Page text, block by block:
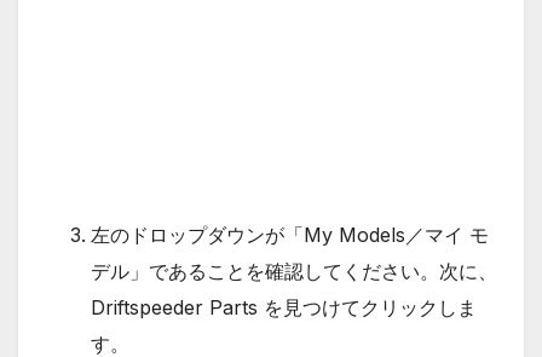
左のドロップダウンが「My Models／マイ モ
デル」であることを確認してください。次に、
Driftspeeder Parts を見つけてクリックしま
す。